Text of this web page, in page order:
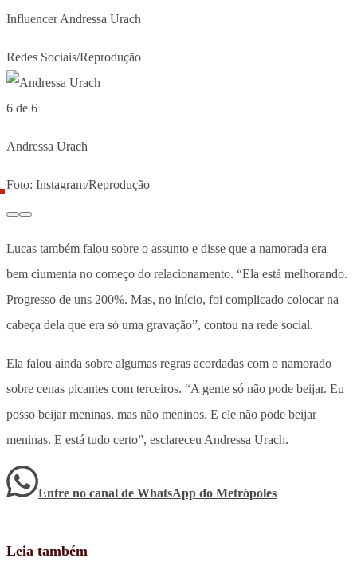
Influencer Andressa Urach
Redes Sociais/Reprodução
6 de 6
Andressa Urach
Foto: Instagram/Reprodução
Lucas também falou sobre o assunto e disse que a namorada era
bem ciumenta no começo do relacionamento. “Ela está melhorando.
Progresso de uns 200%. Mas, no início, foi complicado colocar na
cabeça dela que era só uma gravação”, contou na rede social.
Ela falou ainda sobre algumas regras acordadas com o namorado
sobre cenas picantes com terceiros. “A gente só não pode beijar. Eu
posso beijar meninas, mas não meninos. E ele não pode beijar
meninas. E está tudo certo”, esclareceu Andressa Urach.
Entre no canal de WhatsApp do Metrópoles
Leia também